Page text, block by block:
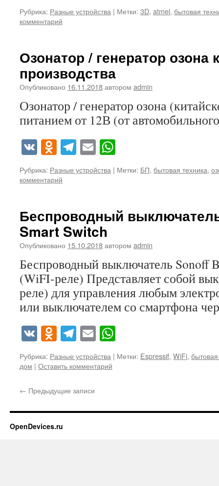
Рубрика: Разные устройства | Метки: 3D, atmel, бытовая
комментарий
Озонатор / генератор озона
производства
Опубликовано 16.11.2018автором admin
Озонатор / генератор озона
питанием от 12В (от
VKOdnoklassniki
Telegram
Email
Рубрика: Разные устройства | Метки: БП, бытовая техника,
комментарий
Беспроводный
Smart Switch
Опубликовано 15.10.2018автором admin
Беспроводный выключатель Sonoff
(WiFI-реле) Представляет собой
реле) для управления любым
или выключателем со смартфона
VKOdnoklassniki
Telegram
Email
Рубрика: Разные устройства | Метки: Espressif, WiFi,
дом | Оставить комментарий
← Предыдущие записи
OpenDevices.ru